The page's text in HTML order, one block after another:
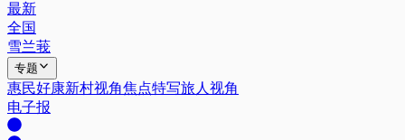
最新
全国
雪兰莪
专题
惠民好康新村视角焦点特写旅人视角
电子报